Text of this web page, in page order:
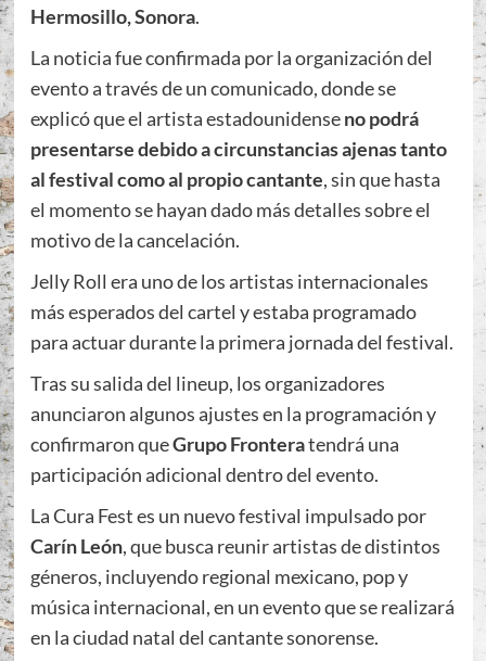
Hermosillo, Sonora.
La noticia fue confirmada por la organización del
evento a través de un comunicado, donde se
explicó que el artista estadounidenseno podrá
presentarse debido a circunstancias ajenas tanto
al festival como al propio cantante, sin que hasta
el momento se hayan dado más detalles sobre el
motivo de la cancelación.
Jelly Roll era uno de los artistas internacionales
más esperados del cartel y estaba programado
para actuar durante la primera jornada del festival.
Tras su salida del lineup, los organizadores
anunciaron algunos ajustes en la programación y
confirmaron queGrupo Fronteratendrá una
participación adicional dentro del evento.
La Cura Fest es un nuevo festival impulsado por
Carín León, que busca reunir artistas de distintos
géneros, incluyendo regional mexicano, pop y
música internacional, en un evento que se realizará
en la ciudad natal del cantante sonorense.